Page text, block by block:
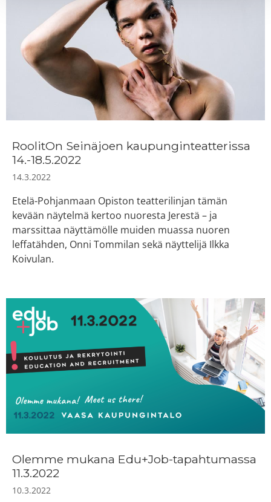
RoolitOn Seinäjoen kaupunginteatterissa
14.-18.5.2022
14.3.2022
Etelä-Pohjanmaan Opiston teatterilinjan tämän
kevään näytelmä kertoo nuoresta Jerestä – ja
marssittaa näyttämölle muiden muassa nuoren
leffatähden, Onni Tommilan sekä näyttelijä Ilkka
Koivulan.
Olemme mukana Edu+Job-tapahtumassa
11.3.2022
10.3.2022